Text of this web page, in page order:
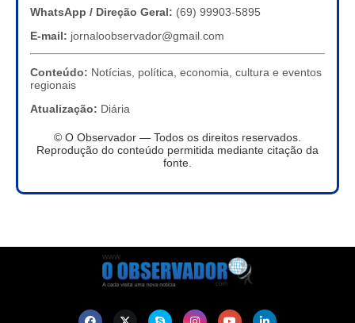
WhatsApp / Direção Geral: (69) 99903-5895
E-mail: jornaloobservador@gmail.com
Conteúdo: Notícias, política, economia, cultura e eventos
regionais
Atualização: Diária
© O Observador — Todos os direitos reservados.
Reprodução do conteúdo permitida mediante citação da
fonte.